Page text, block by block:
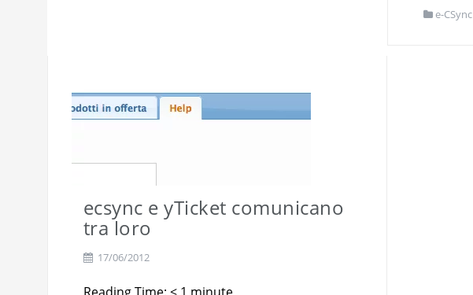
e-CSync
ecsync e yTicket comunicano
tra loro
17/06/2012
Reading Time: < 1 minute